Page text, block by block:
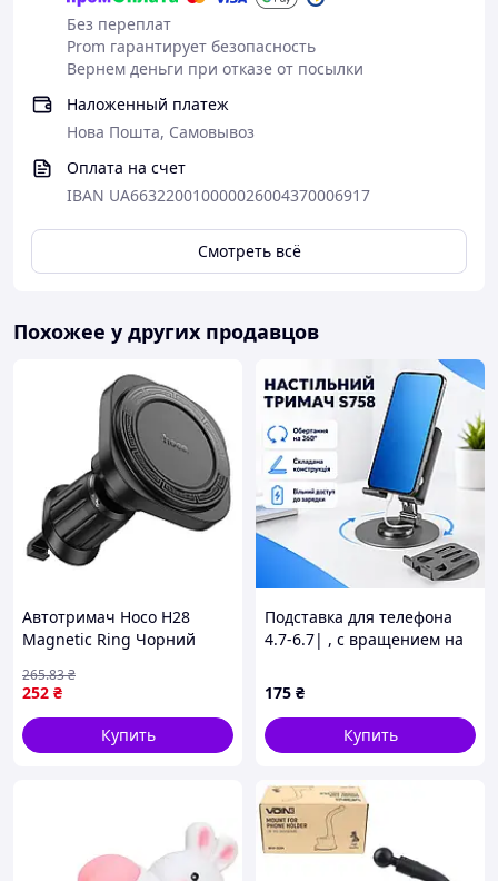
Без переплат
Prom гарантирует безопасность
Вернем деньги при отказе от посылки
Наложенный платеж
Нова Пошта, Самовывоз
Оплата на счет
IBAN UA663220010000026004370006917
Смотреть всё
Похожее у других продавцов
Автотримач Hoco H28
Magnetic Ring Чорний
252 ₴
265.83₴
Купить
Подставка для телефона
4.7-6.7| , с вращением на
Настольный держатель
для телефона и планшета
175 ₴
Купить